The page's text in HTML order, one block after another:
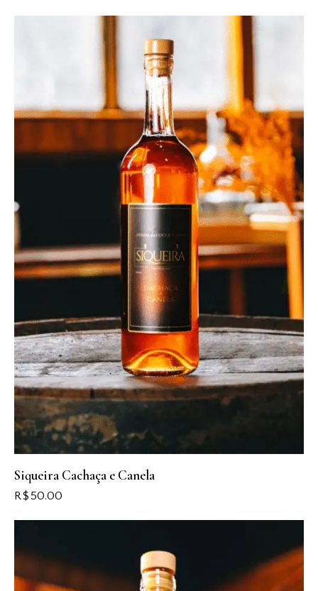
Siqueira Cachaça e Canela
R$50.00